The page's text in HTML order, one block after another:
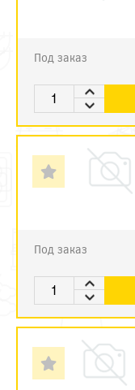
Под заказ
Под заказ